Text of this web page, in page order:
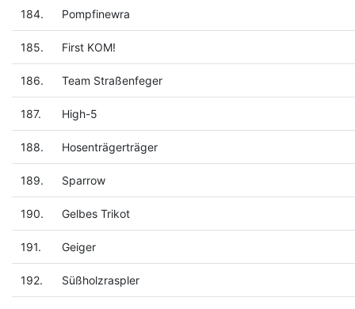
184. Pompfinewra
185. First KOM!
186. Team Straßenfeger
187. High-5
188. Hosenträgerträger
189. Sparrow
190. Gelbes Trikot
191. Geiger
192. Süßholzraspler